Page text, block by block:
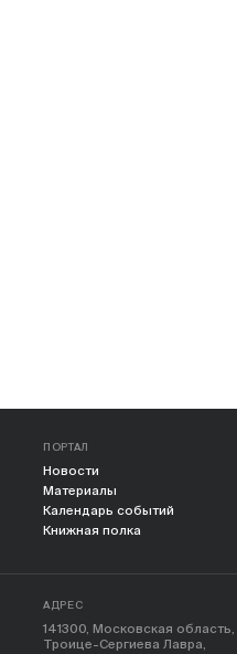
ПОРТАЛ
Новости
Материалы
Календарь событий
Книжная полка
АДРЕС
141300, Московская область,
Троице-Сергиева Лавра,